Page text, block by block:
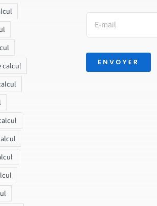
calcul
ENVOYER